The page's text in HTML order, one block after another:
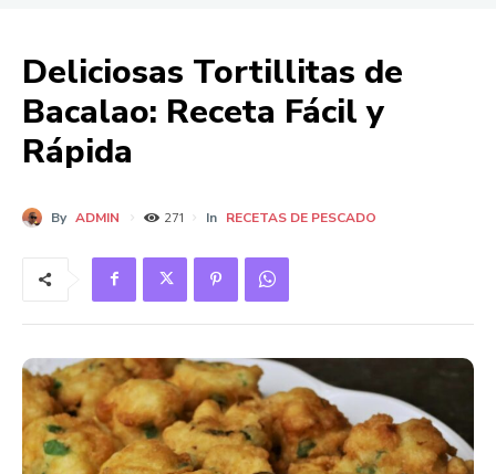
Deliciosas Tortillitas de
Bacalao: Receta Fácil y
Rápida
By ADMIN 271 In RECETAS DE PESCADO